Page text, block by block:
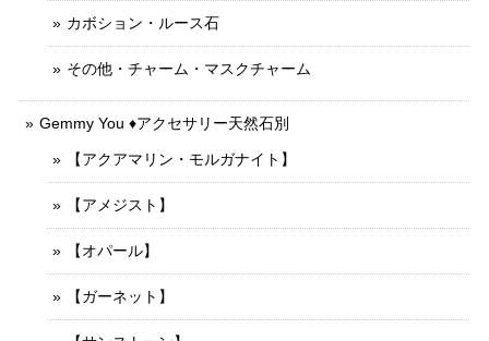
カボション・ルース石
その他・チャーム・マスクチャーム
Gemmy You ♦︎アクセサリー天然石別
【アクアマリン・モルガナイト】
【アメジスト】
【オパール】
【ガーネット】